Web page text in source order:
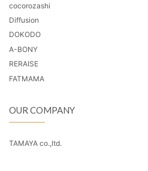
cocorozashi
Diffusion
DOKODO
A-BONY
RERAISE
FATMAMA
OUR COMPANY
TAMAYA co.,ltd.